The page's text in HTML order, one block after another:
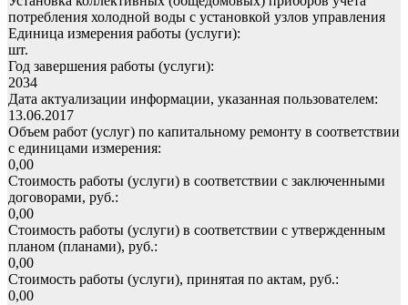
потребления холодной воды с установкой узлов управления
Единица измерения работы (услуги):
шт.
Год завершения работы (услуги):
2034
Дата актуализации информации, указанная пользователем:
13.06.2017
Объем работ (услуг) по капитальному ремонту в соответствии
с единицами измерения:
0,00
Стоимость работы (услуги) в соответствии с заключенными
договорами, руб.:
0,00
Стоимость работы (услуги) в соответствии с утвержденным
планом (планами), руб.:
0,00
Стоимость работы (услуги), принятая по актам, руб.:
0,00